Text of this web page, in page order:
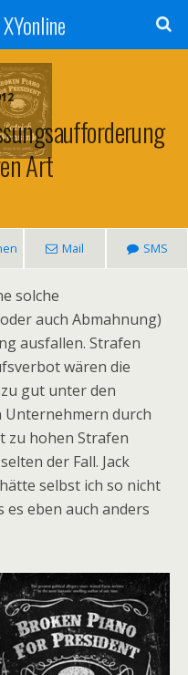
Art
Mail SMS
solche
auch Abmahnung)
ausfallen. Strafen
wären die
gut unter den
durch
zu hohen Strafen
der Fall. Jack
selbst ich so nicht
es eben auch anders